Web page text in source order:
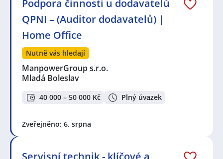
Podpora činnosti u dodavatelů
QPNI – (Auditor dodavatelů) |
Home Office
Nutně vás hledají
ManpowerGroup s.r.o.
Mladá Boleslav
40 000 – 50 000 Kč Plný úvazek
Zveřejněno: 6. srpna